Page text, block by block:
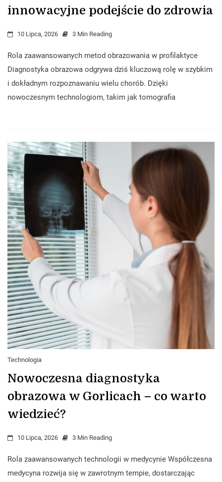
innowacyjne podejście do zdrowia
10 Lipca, 2026 3 Min Reading
Rola zaawansowanych metod obrazowania w profilaktyce
Diagnostyka obrazowa odgrywa dziś kluczową rolę w szybkim
i dokładnym rozpoznawaniu wielu chorób. Dzięki
nowoczesnym technologiom, takim jak tomografia
Technologia
Nowoczesna diagnostyka
obrazowa w Gorlicach – co warto
wiedzieć?
10 Lipca, 2026 3 Min Reading
Rola zaawansowanych technologii w medycynie Współczesna
medycyna rozwija się w zawrotnym tempie, dostarczając